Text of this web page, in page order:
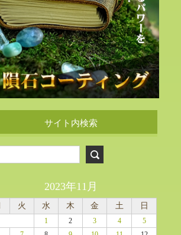
サイト内検索
2023年11月
火 水 木 金 土 日
1 2 3 4
5